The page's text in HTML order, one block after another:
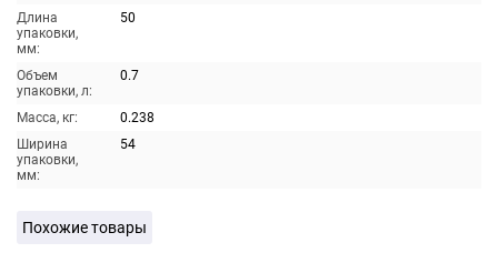
Длина
упаковки,
мм:
50
Объем
упаковки, л:
0.7
Масса, кг:
0.238
Ширина
упаковки,
мм:
54
Похожие товары